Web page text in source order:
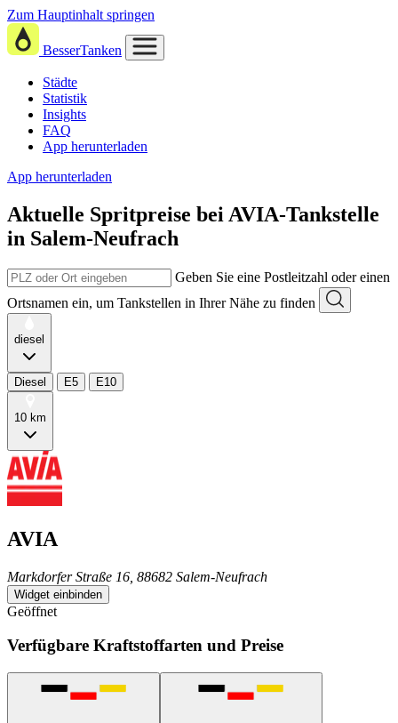
Zum Hauptinhalt springen
BesserTanken
Städte
Statistik
Insights
FAQ
App herunterladen
App herunterladen
Aktuelle Spritpreise bei AVIA-Tankstelle
in Salem-Neufrach
Geben Sie eine Postleitzahl oder einen
Ortsnamen ein, um Tankstellen in Ihrer Nähe zu finden
diesel
Diesel E5 E10
10 km
AVIA
Markdorfer Straße 16, 88682 Salem-Neufrach
Widget einbinden
Geöffnet
Verfügbare Kraftstoffarten und Preise